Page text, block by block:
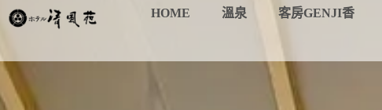
HOME 溫泉 客房GENJI香